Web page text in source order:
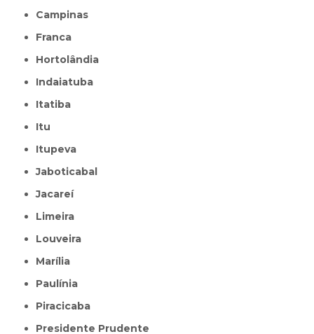
Campinas
Franca
Hortolândia
Indaiatuba
Itatiba
Itu
Itupeva
Jaboticabal
Jacareí
Limeira
Louveira
Marília
Paulínia
Piracicaba
Presidente Prudente